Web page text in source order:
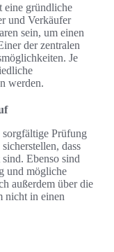
eine gründliche
und Verkäufer
sein, um einen
der zentralen
Je
werden.
Prüfung
dass
Ebenso sind
und mögliche
außerdem über die
nicht in einen